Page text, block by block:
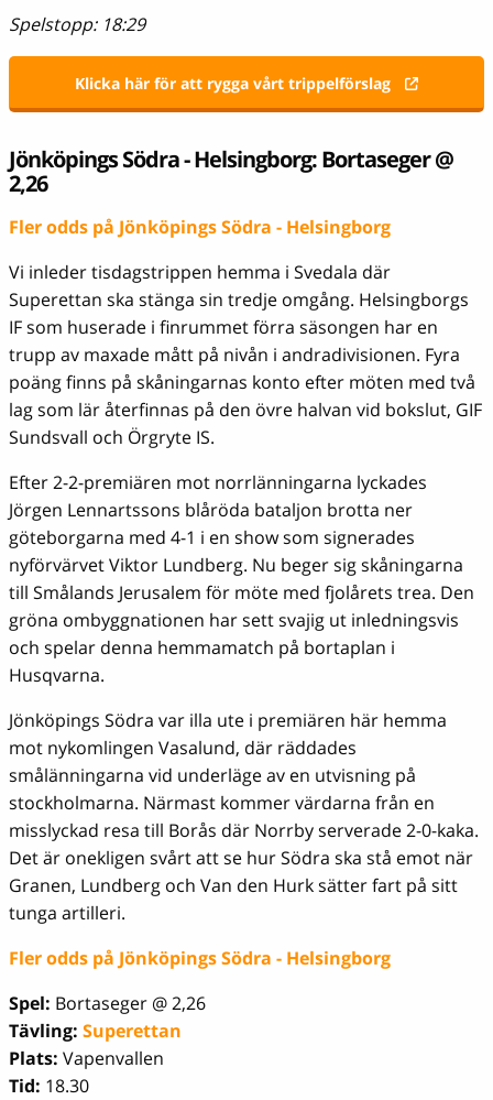
Spelstopp: 18:29
Klicka här för att rygga vårt trippelförslag
Jönköpings Södra - Helsingborg: Bortaseger @
2,26
Fler odds på Jönköpings Södra - Helsingborg
Vi inleder tisdagstrippen hemma i Svedala där
Superettan ska stänga sin tredje omgång. Helsingborgs
IF som huserade i finrummet förra säsongen har en
trupp av maxade mått på nivån i andradivisionen. Fyra
poäng finns på skåningarnas konto efter möten med två
lag som lär återfinnas på den övre halvan vid bokslut, GIF
Sundsvall och Örgryte IS.
Efter 2-2-premiären mot norrlänningarna lyckades
Jörgen Lennartssons blåröda bataljon brotta ner
göteborgarna med 4-1 i en show som signerades
nyförvärvet Viktor Lundberg. Nu beger sig skåningarna
till Smålands Jerusalem för möte med fjolårets trea. Den
gröna ombyggnationen har sett svajig ut inledningsvis
och spelar denna hemmamatch på bortaplan i
Husqvarna.
Jönköpings Södra var illa ute i premiären här hemma
mot nykomlingen Vasalund, där räddades
smålänningarna vid underläge av en utvisning på
stockholmarna. Närmast kommer värdarna från en
misslyckad resa till Borås där Norrby serverade 2-0-kaka.
Det är onekligen svårt att se hur Södra ska stå emot när
Granen, Lundberg och Van den Hurk sätter fart på sitt
tunga artilleri.
Fler odds på Jönköpings Södra - Helsingborg
Spel: Bortaseger @ 2,26
Tävling: Superettan
Plats: Vapenvallen
Tid: 18.30